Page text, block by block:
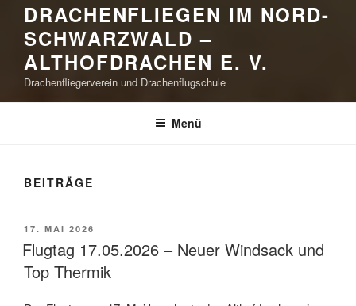
DRACHENFLIEGEN IM NORD-
SCHWARZWALD –
ALTHOFDRACHEN E. V.
Drachenfliegerverein und Drachenflugschule
Menü
BEITRÄGE
VERÖFFENTLICHT
AM
17. MAI 2026
Flugtag 17.05.2026 – Neuer Windsack und
Top Thermik